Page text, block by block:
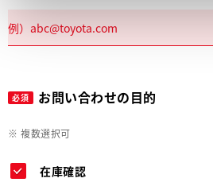
必須 お問い合わせの目的
※ 複数選択可
在庫確認